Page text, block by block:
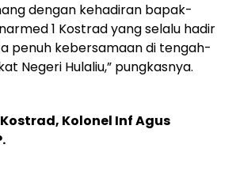
dengan kehadiran bapak-
1 Kostrad yang selalu hadir
penuh kebersamaan di tengah-
Negeri Hulaliu,” pungkasnya.
Kolonel Inf Agus